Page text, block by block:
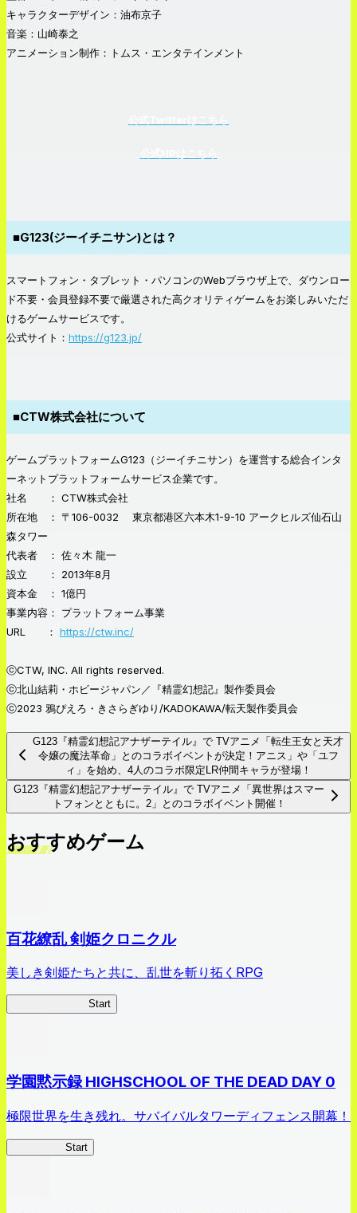
キャラクターデザイン：油布京子
音楽：山崎泰之
アニメーション制作：トムス・エンタテインメント
■G123(ジーイチニサン)とは？
スマートフォン・タブレット・パソコンのWebブラウザ上で、ダウンロー
ド不要・会員登録不要で厳選された高クオリティゲームをお楽しみいただ
けるゲームサービスです。
公式サイト： https://g123.jp/
■CTW株式会社について
ゲームプラットフォームG123（ジーイチニサン）を運営する総合インタ
ーネットプラットフォームサービス企業です。
社名 ： CTW株式会社
所在地 ： 〒106-0032 東京都港区六本木1-9-10 アークヒルズ仙石山
森タワー
代表者 ： 佐々木 龍一
設立 ： 2013年8月
資本金 ： 1億円
事業内容： プラットフォーム事業
URL ： https://ctw.inc/
ⓒCTW, INC. All rights reserved.
ⓒ北山結莉・ホビージャパン／『精霊幻想記』製作委員会
ⓒ2023 鴉ぴえろ・きさらぎゆり/KADOKAWA/転天製作委員会
G123『精霊幻想記アナザーテイル』で TVアニメ「転生王女と天才
令嬢の魔法革命」とのコラボイベントが決定！アニス」や「ユフ
ィ」を始め、4人のコラボ限定LR仲間キャラが登場！
G123『精霊幻想記アナザーテイル』で TVアニメ「異世界はスマー
トフォンとともに。2」とのコラボイベント開催！
おすすめゲーム
百花繚乱 剣姫クロニクル
美しき剣姫たちと共に、乱世を斬り拓くRPG
Start
学園黙示録 HIGHSCHOOL OF THE DEAD DAY 0
極限世界を生き残れ。サバイバルタワーディフェンス開幕！
Start